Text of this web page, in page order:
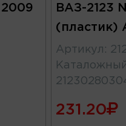
2009
ВАЗ-2123
(пластик)
Артикул :
231.20